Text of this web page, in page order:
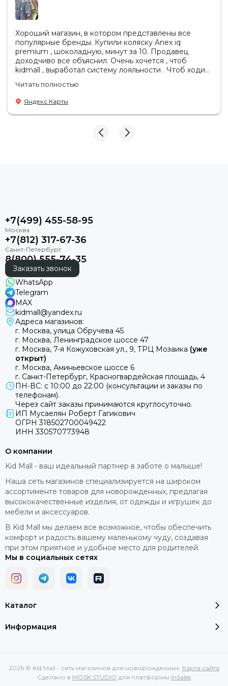
---
Noordi
Название Noordi происходит от дикой и могучей
норвежской природы, символизирующей силу,
чистоту и стойкость. Оно олицетворяет истинный
со стихиями.
Детское белье Noordi Sia изготовлено из мягких,
дышащих тканей премиум-класса высочайшего
качества. Эти материалы обеспечивают
исключительный комфорт, долговечность и
ощущение роскоши, оставаясь при этом
Хороший магазин, в котором представлены все
популярные бренды. Купили коляску Anex iq
premium , шоколадную, минут за 10. Продавец
доходчиво все объяснил. Очень хочется , чтоб
kidmall , выработал систему лояльности . Чтоб ходить
Читать полностью
Яндекс Карты
+7(499) 455-58-95
+7(812) 317-67-36
8(800) 555-74-35
Заказать звонок
WhatsApp
Telegram
MAX
kidmall@yandex.ru
Адреса магазинов:
г. Москва, улица Обручева 45
г. Москва, Ленинградское шоссе 47
г. Москва, 7-я Кожуховская ул., 9, ТРЦ Мозаика (уже
открыт)
г. Москва, Аминьевское шоссе 6
г. Санкт-Петербург, Красногвардейская площадь, 4
ПН-ВС: с 10:00 до 22:00 (консультации и заказы по
телефонам).
Через сайт заказы принимаются круглосуточно.
ИП Мусаелян Роберт Гагикович
ОГРН 318502700049422
ИНН 330570773948
Каталог
Информация
О компании
Kid Mall - ваш идеальный партнер в заботе о малыше!
Наша сеть магазинов специализируется на широком
ассортименте товаров для новорожденных, предлагая
высококачественные изделия, от одежды и игрушек до
мебели и аксессуаров.
В Kid Mall мы делаем все возможное, чтобы обеспечить
комфорт и радость вашему маленькому чуду, создавая
при этом приятное и удобное место для родителей.
Мы в социальных сетях
2026 © Kid Mall - сеть магазинов для новорожденных. Карта сайта
Сделано в MOSK.STUDIO для платформы InSales